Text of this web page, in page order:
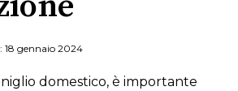
gennaio 2024
domestico, è importante